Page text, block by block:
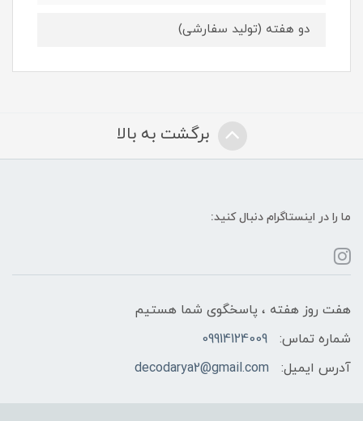
دو‌ هفته (تولید سفارشی)
برگشت به بالا
ما را در اینستاگرام دنبال کنید:
هفت روز هفته ، پاسخگوی شما هستیم
شماره تماس:
09914124009
آدرس ایمیل:
decodarya2@gmail.com